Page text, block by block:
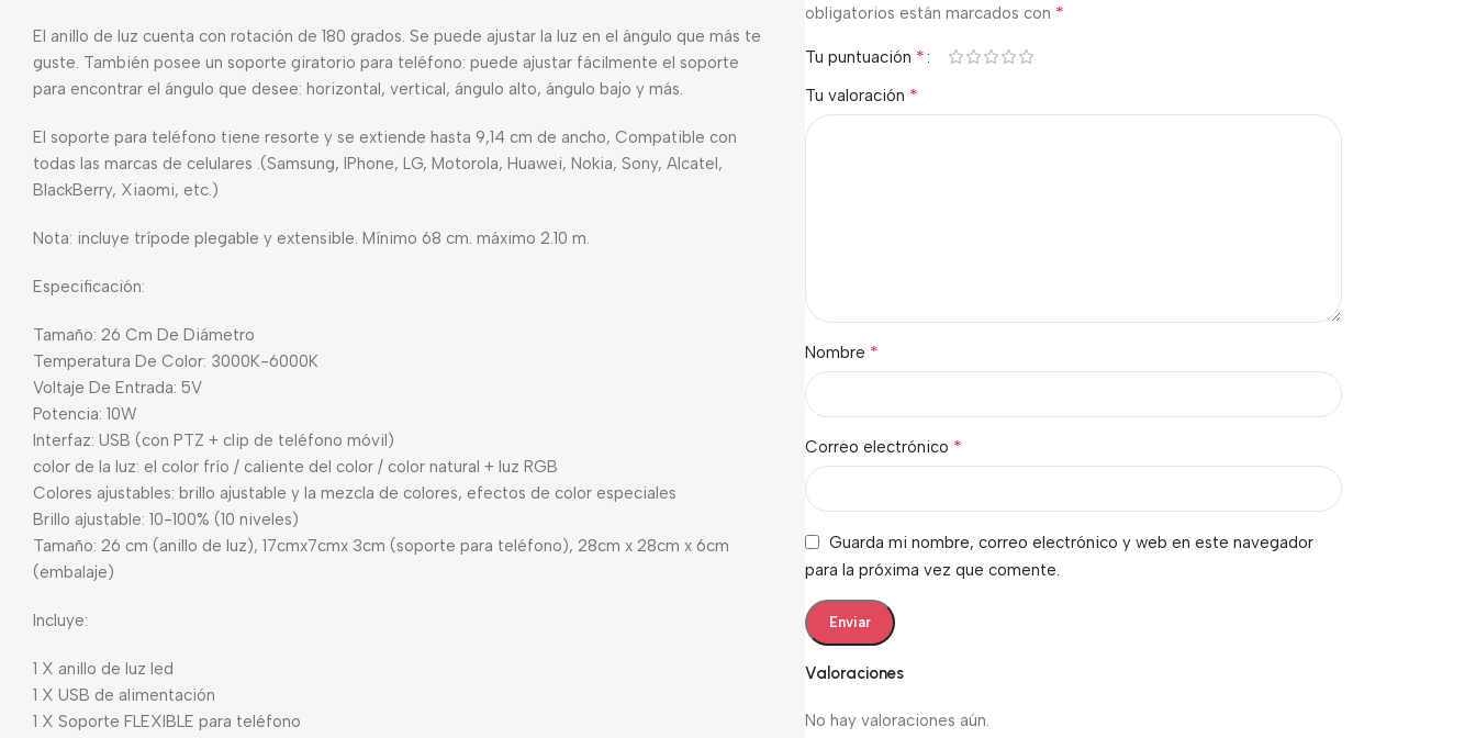
El anillo de luz cuenta con rotación de 180 grados. Se puede ajustar la luz en el ángulo que más te
guste. También posee un soporte giratorio para teléfono: puede ajustar fácilmente el soporte
para encontrar el ángulo que desee: horizontal, vertical, ángulo alto, ángulo bajo y más.
El soporte para teléfono tiene resorte y se extiende hasta 9,14 cm de ancho, Compatible con
todas las marcas de celulares .(Samsung, IPhone, LG, Motorola, Huawei, Nokia, Sony, Alcatel,
BlackBerry, Xiaomi, etc.)
Nota: incluye trípode plegable y extensible. Mínimo 68 cm. máximo 2.10 m.
Especificación:
Tamaño: 26 Cm De Diámetro
Temperatura De Color: 3000K-6000K
Voltaje De Entrada: 5V
Potencia: 10W
Interfaz: USB (con PTZ + clip de teléfono móvil)
color de la luz: el color frío / caliente del color / color natural + luz RGB
Colores ajustables: brillo ajustable y la mezcla de colores, efectos de color especiales
Brillo ajustable: 10-100% (10 niveles)
Tamaño: 26 cm (anillo de luz), 17cmx7cmx 3cm (soporte para teléfono), 28cm x 28cm x 6cm
(embalaje)
Incluye:
1 X anillo de luz led
1 X USB de alimentación
1 X Soporte FLEXIBLE para teléfono
Valoraciones
No hay valoraciones aún.
obligatorios están marcados con *
Tu puntuación *
Tu valoración *
Nombre *
Correo electrónico *
Guarda mi nombre, correo electrónico y web en este navegador
para la próxima vez que comente.